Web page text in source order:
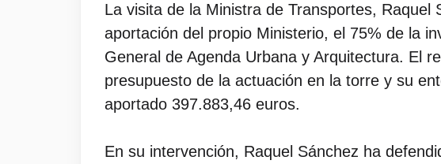
La visita de la Ministra de Transportes,
aportación del propio Ministerio, el 75% de la
General de Agenda Urbana y Arquitectura. El
presupuesto de la actuación en la torre y su
aportado 397.883,46 euros.
En su intervención, Raquel Sánchez ha